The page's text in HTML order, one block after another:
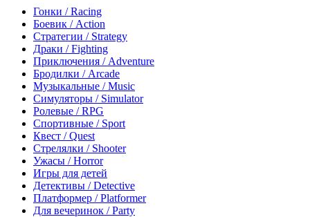
Гонки / Racing
Боевик / Action
Стратегии / Strategy
Драки / Fighting
Приключения / Adventure
Бродилки / Arcade
Музыкальные / Music
Симуляторы / Simulator
Ролевые / RPG
Спортивные / Sport
Квест / Quest
Стрелялки / Shooter
Ужасы / Horror
Игры для детей
Детективы / Detective
Платформер / Platformer
Для вечеринок / Party